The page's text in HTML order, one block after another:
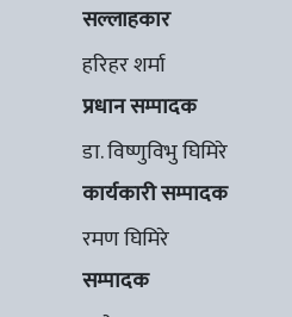
सल्लाहकार
हरिहर शर्मा
प्रधान सम्पादक
डा. विष्णुविभु घिमिरे
कार्यकारी सम्पादक
रमण घिमिरे
सम्पादक